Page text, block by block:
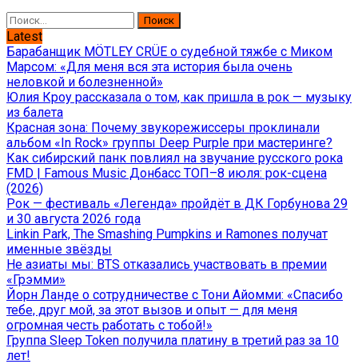
Найти:
Latest
Барабанщик MÖTLEY CRÜE о судебной тяжбе с Миком
Марсом: «Для меня вся эта история была очень
неловкой и болезненной»
Юлия Кроу рассказала о том, как пришла в рок — музыку
из балета
Красная зона: Почему звукорежиссеры проклинали
альбом «In Rock» группы Deep Purple при мастеринге?
Как сибирский панк повлиял на звучание русского рока
FMD | Famous Music Донбасс ТОП–8 июля: рок-сцена
(2026)
Рок — фестиваль «Легенда» пройдёт в ДК Горбунова 29
и 30 августа 2026 года
Linkin Park, The Smashing Pumpkins и Ramones получат
именные звёзды
Не азиаты мы: BTS отказались участвовать в премии
«Грэмми»
Йорн Ланде о сотрудничестве с Тони Айомми: «Спасибо
тебе, друг мой, за этот вызов и опыт — для меня
огромная честь работать с тобой!»
Группа Sleep Token получила платину в третий раз за 10
лет!